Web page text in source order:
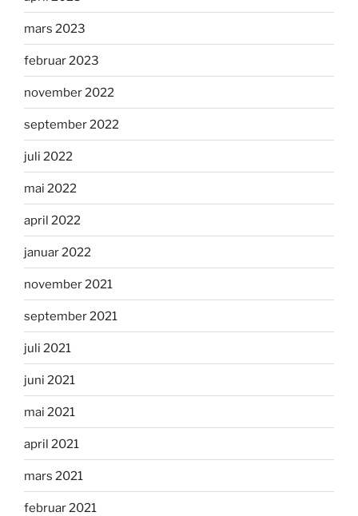
mars 2023
februar 2023
november 2022
september 2022
juli 2022
mai 2022
april 2022
januar 2022
november 2021
september 2021
juli 2021
juni 2021
mai 2021
april 2021
mars 2021
februar 2021